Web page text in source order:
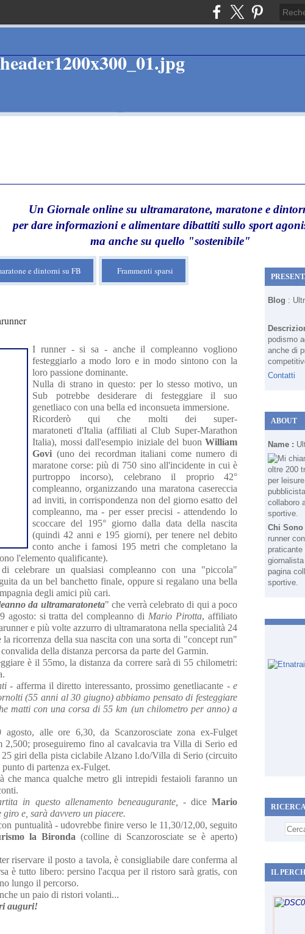
Un Giornale online su ultramaratone, maratone e
per dare informazioni e alimentare dibattiti sullo sport
ma anche su quello "sostenibile"
e dintorni su FB Frammenti sparsi
I runner - si sa - anche il compleanno vogliono
festeggiarlo a modo loro e in modo sintono con la
loro passione dominante.
Nulla di strano in questo: per lo stesso motivo, un
Sub potrebbe desiderare di festeggiare il suo
genetliaco con una bella ed inconsueta immersione.
Ricorderò qui che molti dei super-
maratoneti d'Italia (affiliati al Club Super-Marathon
Italia), mossi dall'esempio iniziale del buon William
Govi (uno dei recordman italiani come numero di
maratone corse: più di 750 sino all'incidente in cui è
purtroppo incorso), celebrano il proprio 42°
compleanno, organizzando una maratona casereccia
ad inviti, in corrispondenza non del giorno esatto del
compleanno, ma - per esser precisi - attendendo lo
scoccare del 195° giorno dalla data della nascita
(quindi 42 anni e 195 giorni), per tenere nel debito
conto anche i famosi 195 metri che completano la
l'elemento qualificante).
celebrare un qualsiasi compleanno con una "piccola"
da un bel banchetto finale, oppure si regalano una bella
degli amici più cari.
da ultramaratoneta" che verrà celebrato di qui a poco
agosto: si tratta del compleanno di Mario Pirotta, affiliato
e più volte azzurro di ultramaratona nella specialità 24
la ricorrenza della sua nascita con una sorta di "concept run"
della distanza percorsa da parte del Garmin.
è il 55mo, la distanza da correre sarà di 55 chilometri:
- afferma il diretto interessanto, prossimo genetliacante -e
(55 anni al 30 giugno) abbiamo pensato di festeggiare
matti con una corsa di 55 km (un chilometro per anno) a
alle ore 6,30, da Scanzorosciate zona ex-Fulget
proseguiremo fino al cavalcavia tra Villa di Serio ed
giri della pista ciclabile Alzano l.do/Villa di Serio (circuito
di partenza ex-Fulget.
che manca qualche metro gli intrepidi festaioli faranno un
in questo allenamento beneaugurante,
- dice Mario
e, sarà davvero un piacere.
puntualità - udovrebbe finire verso le 11,30/12,00, seguito
la Bironda (colline di Scanzorosciate se è aperto)
riservare il posto a tavola, è consigliabile dare conferma al
è tutto libero: persino l'acqua per il ristoro sarà gratis, con
lungo il percorso.
un paio di ristori volanti...
auguri!
Blog :
podismo
anche di
Contatti
ABOUT
Name :
Chi Sono
runner
praticante
pagina
sportive.
IL